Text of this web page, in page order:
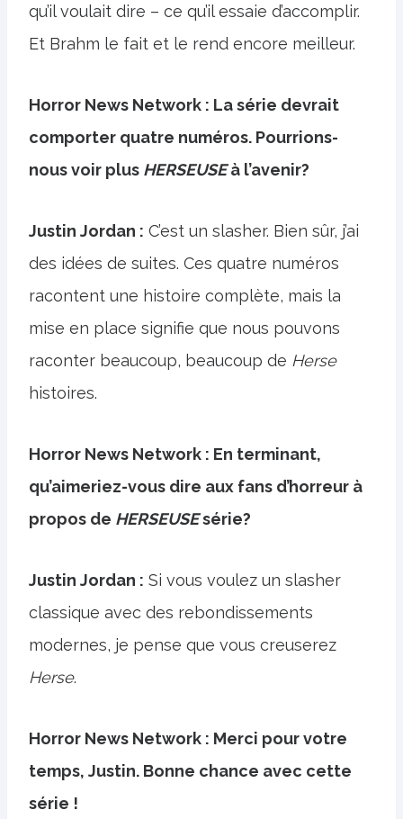
qu’il voulait dire – ce qu’il essaie d’accomplir.
Et Brahm le fait et le rend encore meilleur.
Horror News Network : La série devrait
comporter quatre numéros. Pourrions-
nous voir plus HERSEUSEà l’avenir?
Justin Jordan : C’est un slasher. Bien sûr, j’ai
des idées de suites. Ces quatre numéros
racontent une histoire complète, mais la
mise en place signifie que nous pouvons
raconter beaucoup, beaucoup de Herse
histoires.
Horror News Network : En terminant,
qu’aimeriez-vous dire aux fans d’horreur à
propos de HERSEUSEsérie?
Justin Jordan : Si vous voulez un slasher
classique avec des rebondissements
modernes, je pense que vous creuserez
Herse.
Horror News Network : Merci pour votre
temps, Justin. Bonne chance avec cette
série !